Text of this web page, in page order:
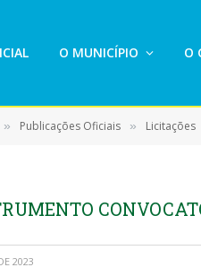
O MUNICÍPIO O
» Publicações Oficiais » Licitações
2023